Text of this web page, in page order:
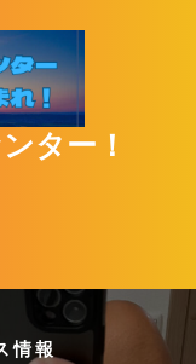
ター！
情報